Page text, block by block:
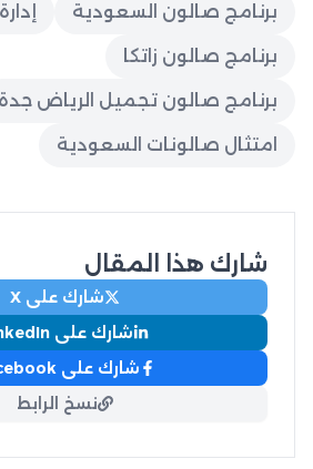
برنامج صالون السعودية
برنامج صالون زاتكا
برنامج صالون تجميل الرياض جدة
امتثال صالونات السعودية
شارك هذا المقال
شارك على X
شارك على LinkedIn
شارك على Facebook
نسخ الرابط